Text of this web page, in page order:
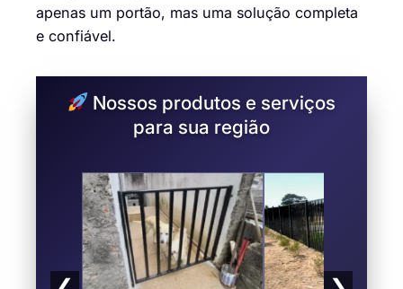
apenas um portão, mas uma solução completa
e confiável.
Nossos produtos e serviços
para sua região